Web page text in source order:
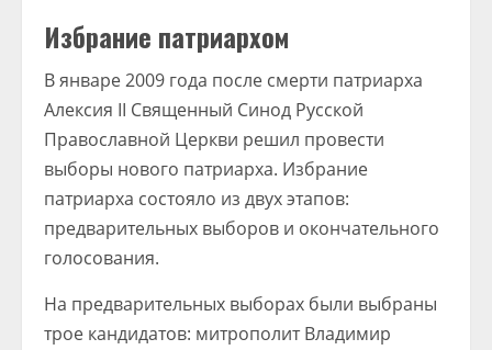
Избрание патриархом
В январе 2009 года после смерти патриарха
Алексия II Священный Синод Русской
Православной Церкви решил провести
выборы нового патриарха. Избрание
патриарха состояло из двух этапов:
предварительных выборов и окончательного
голосования.
На предварительных выборах были выбраны
трое кандидатов: митрополит Владимир